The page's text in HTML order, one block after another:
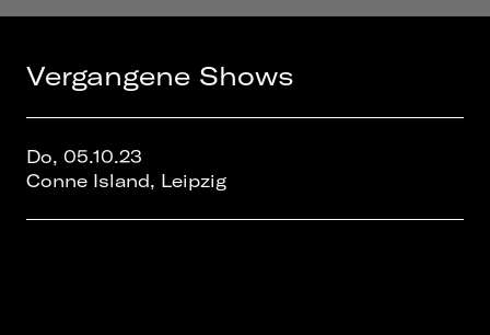
Vergangene Shows
Do, 05.10.23
Conne Island, Leipzig